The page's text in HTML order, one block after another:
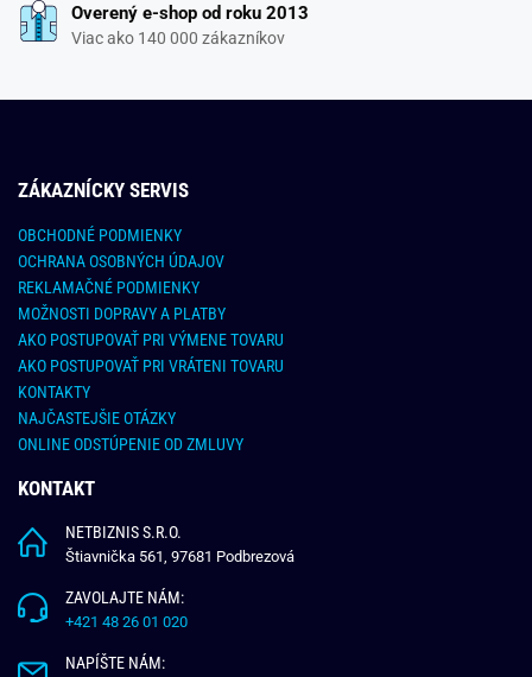
Overený e-shop od roku 2013
Viac ako 140 000 zákazníkov
ZÁKAZNÍCKY SERVIS
OBCHODNÉ PODMIENKY
OCHRANA OSOBNÝCH ÚDAJOV
REKLAMAČNÉ PODMIENKY
MOŽNOSTI DOPRAVY A PLATBY
AKO POSTUPOVAŤ PRI VÝMENE TOVARU
AKO POSTUPOVAŤ PRI VRÁTENI TOVARU
KONTAKTY
NAJČASTEJŠIE OTÁZKY
ONLINE ODSTÚPENIE OD ZMLUVY
KONTAKT
NETBIZNIS S.R.O.
Štiavnička 561, 97681 Podbrezová
ZAVOLAJTE NÁM:
+421 48 26 01 020
NAPÍŠTE NÁM: